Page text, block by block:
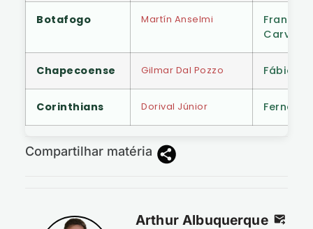
Botafogo Martín Anselmi
Franclim
Chapecoense Gilmar Dal Pozzo Fábio
Corinthians Dorival Júnior
Compartilhar matéria
Arthur Albuquerque